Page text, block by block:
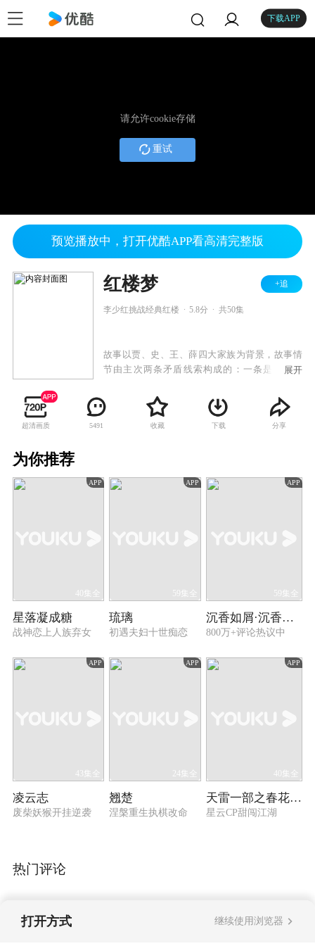
下载APP
请允许cookie存储
重试
预览播放中，打开优酷APP看高清完整版
红楼梦 +追
李少红挑战经典红楼 5.8分 共50集
故事以贾、史、王、薛四大家族为背景，故事情
节由主次两条矛盾线索构成的：一条是以贾宝
以贾、林争取爱情自由、婚姻自主和个性解放的
思想同封建制度、封建礼教之间的矛盾为线索，
以贾、林最后对封建制度和封建礼教的彻底背叛
展开
超清画质 5491 收藏 下载 分享
为你推荐
APP
40集全
星落凝成糖
战神恋上人族弃女
APP
59集全
琉璃
初遇夫妇十世痴恋
APP
59集全
沉香如屑·沉香重华
800万+评论热议中
APP
43集全
凌云志
废柴妖猴开挂逆袭
APP
24集全
翘楚
涅槃重生执棋改命
APP
40集全
天雷一部之春花秋月
星云CP甜闯江湖
热门评论
打开方式 继续使用浏览器